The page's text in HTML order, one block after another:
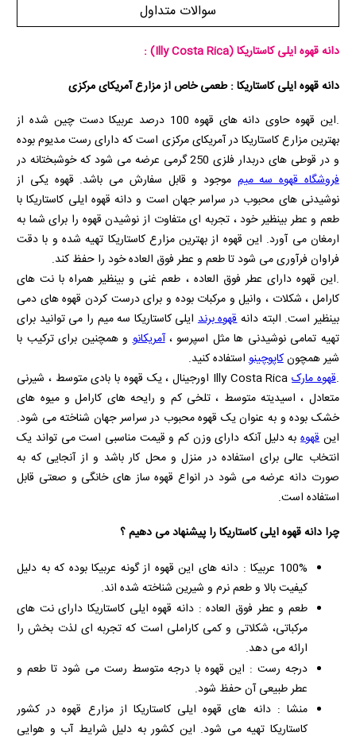
سوالات متداول
دانه قهوه ایلی کاستاریکا(Illy Costa Rica)
:
دانه قهوه ایلی کاستاریکا : طعمی خاص از مزارع آمریکای مرکزی
.این قهوه حاوی دانه های قهوه 100 درصد عربیکا دست چین شده از
بهترین مزارع کاستاریکا در آمریکای مرکزی است که دارای رست مدیوم بوده
و در قوطی های دربدار فلزی 250 گرمی عرضه می شود که خوشبختانه در
فروشگاه قهوه سه میم موجود و قابل سفارش می باشد. قهوه یکی از
نوشیدنی‌ های محبوب در سراسر جهان است و دانه قهوه ایلی کاستاریکا با
طعم و عطر بینظیر خود ، تجربه‌ ای متفاوت از نوشیدن قهوه را برای شما به
ارمغان می‌ آورد. این قهوه از بهترین مزارع کاستاریکا تهیه شده و با دقت
فراوان فرآوری می‌ شود تا طعم و عطر فوق العاده خود را حفظ کند.
.این قهوه دارای عطر فوق العاده ، طعم غنی و بینظیر همراه با نت های
کارامل ، شکلات ، وانیل و مرکبات بوده و برای درست کردن قهوه های دمی
بینظیر است. البته دانهقهوه برندایلی کاستاریکا سه میم را می توانید برای
تهیه تمامی نوشیدنی ها مثل اسپرسو ،آمریکانوو همچنین برای ترکیب با
شیر همچونکاپوچینواستفاده کنید.
.قهوه مارک Illy Costa Rica اورجینال ، یک قهوه با بادی متوسط ، شیرنی
متعادل ، اسیدیته متوسط ، تلخی کم و رایحه های کارامل و میوه های
خشک بوده و به عنوان یک قهوه محبوب در سراسر جهان شناخته می شود.
اینقهوهبه دلیل آنکه دارای وزن کم و قیمت مناسبی است می تواند یک
انتخاب عالی برای استفاده در منزل و محل کار باشد و از آنجایی که به
صورت دانه عرضه می شود در انواع قهوه ساز های خانگی و صعتی قابل
استفاده است.
چرا دانه قهوه ایلی کاستاریکا را پیشنهاد می دهیم ؟
100% عربیکا : دانه‌ های این قهوه از گونه عربیکا بوده که به دلیل
کیفیت بالا و طعم نرم و شیرین شناخته شده‌ اند.
طعم و عطر فوق العاده : دانه قهوه ایلی کاستاریکا دارای نت‌ های
مرکباتی، شکلاتی و کمی کاراملی است که تجربه‌ ای لذت‌ بخش را
ارائه می‌ دهد.
درجه رست : این قهوه با درجه متوسط رست می‌ شود تا طعم و
عطر طبیعی آن حفظ شود.
منشا : دانه های قهوه ایلی کاستاریکا از مزارع قهوه در کشور
کاستاریکا تهیه می‌ شود. این کشور به دلیل شرایط آب و هوایی